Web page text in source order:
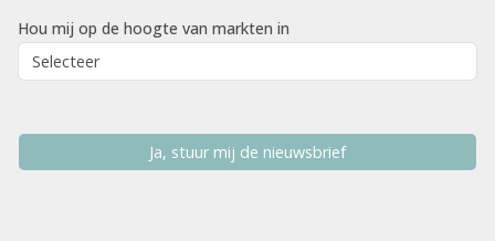
Hou mij op de hoogte van markten in
Ja, stuur mij de nieuwsbrief